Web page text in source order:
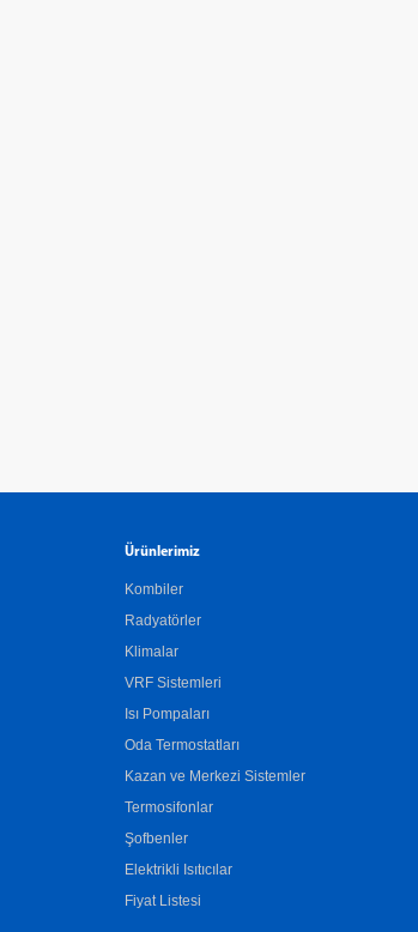
Ürünlerimiz
Kombiler
Radyatörler
Klimalar
VRF Sistemleri
Isı Pompaları
Oda Termostatları
Kazan ve Merkezi Sistemler
Termosifonlar
Şofbenler
Elektrikli Isıtıcılar
Fiyat Listesi